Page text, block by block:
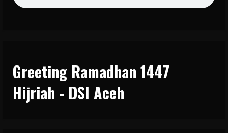
Greeting Ramadhan 1447
Hijriah - DSI Aceh